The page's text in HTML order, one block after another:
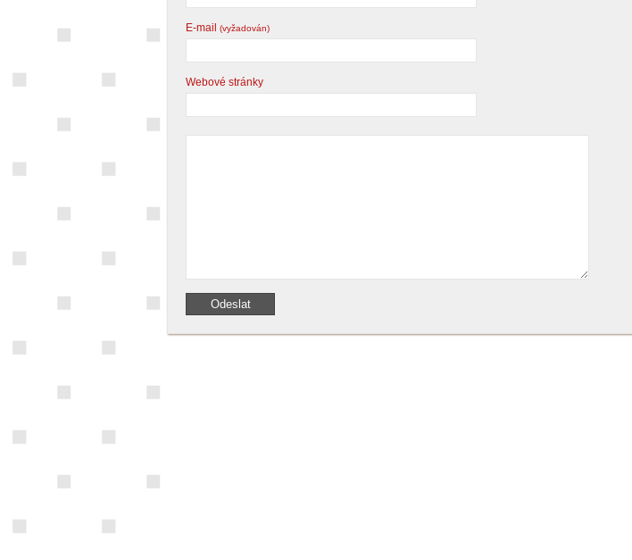
E-mail (vyžadován)
Webové stránky